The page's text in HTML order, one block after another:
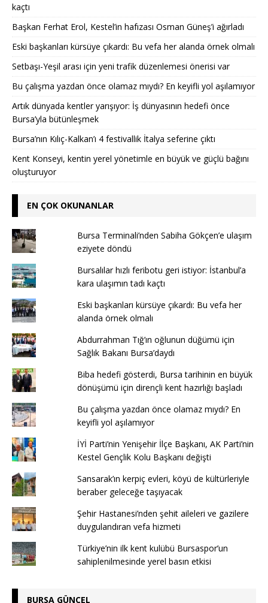
kaçtı
Başkan Ferhat Erol, Kestel’in hafızası Osman Güneş’i ağırladı
Eski başkanları kürsüye çıkardı: Bu vefa her alanda örnek olmalı
Setbaşı-Yeşil arası için yeni trafik düzenlemesi önerisi var
Bu çalışma yazdan önce olamaz mıydı? En keyifli yol aşılamıyor
Artık dünyada kentler yarışıyor: İş dünyasının hedefi önce
Bursa’yla bütünleşmek
Bursa’nın Kılıç-Kalkan’ı 4 festivallik İtalya seferine çıktı
Kent Konseyi, kentin yerel yönetimle en büyük ve güçlü bağını
oluşturuyor
EN ÇOK OKUNANLAR
Bursa Terminali’nden Sabiha Gökçen’e ulaşım
eziyete döndü
Bursalılar hızlı feribotu geri istiyor: İstanbul’a
kara ulaşımın tadı kaçtı
Eski başkanları kürsüye çıkardı: Bu vefa her
alanda örnek olmalı
Abdurrahman Tığ’ın oğlunun düğümü için
Sağlık Bakanı Bursa’daydı
Biba hedefi gösterdi, Bursa tarihinin en büyük
dönüşümü için dirençli kent hazırlığı başladı
Bu çalışma yazdan önce olamaz mıydı? En
keyifli yol aşılamıyor
İYİ Parti’nin Yenişehir İlçe Başkanı, AK Parti’nin
Kestel Gençlik Kolu Başkanı değişti
Sansarak’ın kerpiç evleri, köyü de kültürleriyle
beraber geleceğe taşıyacak
Şehir Hastanesi’nden şehit aileleri ve gazilere
duygulandıran vefa hizmeti
Türkiye’nin ilk kent kulübü Bursaspor’un
sahiplenilmesinde yerel basın etkisi
BURSA GÜNCEL